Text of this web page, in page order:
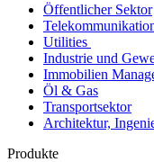
Öffentlicher Sektor
Utilities
Industrie und
Immobilien
Öl & Gas
Transportsektor
Architektur,
Produkte